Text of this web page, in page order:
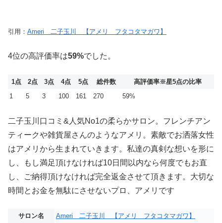
引用： Ameri 二子玉川 【アメリ フタコタマガワ】
4位の高評価率は59%でした。
1点 2点 3点 4点 5点 総件数 高評価率※星5点の比率
1
5 3 100 161 270 59%
二子玉川口コミ&人気No1の柔らかサロン。フレンチアン
ティークや雑貨屋さんのようなアメリ。素敵でお洒落女性
はアメリから生まれていきます。私達の真剣な想いを形に
し、もし満足頂けなければ10日間以内なら何度でもお直
し、ご納得頂けなければ完全返金させて頂きます。大切な
時間とお金を無駄にさせないプロ、アメリです
サロン名
Ameri 二子玉川 【アメリ フタコタマガワ】